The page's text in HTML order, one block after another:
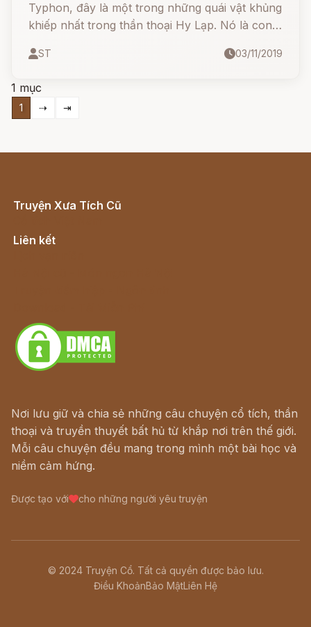
Typhon, đây là một trong những quái vật khủng
khiếp nhất trong thần thoại Hy Lạp. Nó là con
hoặc 9 đầu).
ST 03/11/2019
1 mục
1 ⇢ ⇥
Truyện Xưa Tích Cũ
Liên kết
Nơi lưu giữ và chia sẻ những câu chuyện cổ tích, thần
thoại và truyền thuyết bất hủ từ khắp nơi trên thế giới.
Mỗi câu chuyện đều mang trong mình một bài học và
niềm cảm hứng.
Được tạo với cho những người yêu truyện
© 2024 Truyện Cổ. Tất cả quyền được bảo lưu.
Điều KhoảnBảo MậtLiên Hệ